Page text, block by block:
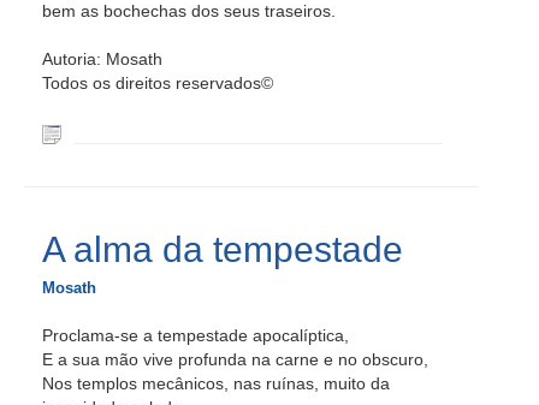
bem as bochechas dos seus traseiros.
Autoria: Mosath
Todos os direitos reservados©
A alma da tempestade
Mosath
Proclama-se a tempestade apocalíptica,
E a sua mão vive profunda na carne e no obscuro,
Nos templos mecânicos, nas ruínas, muito da